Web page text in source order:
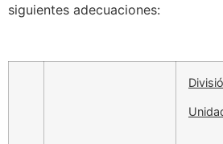
siguientes adecuaciones: